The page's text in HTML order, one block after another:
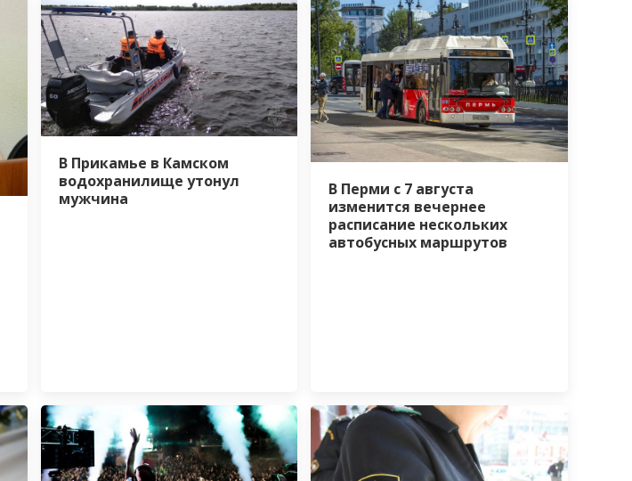
В Прикамье в Камском
водохранилище утонул
мужчина
В Перми с 7 августа
изменится вечернее
расписание нескольких
автобусных маршрутов